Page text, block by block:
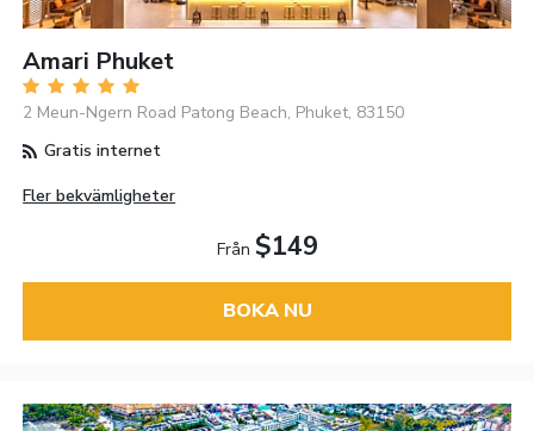
Amari Phuket
2 Meun-Ngern Road Patong Beach, Phuket, 83150
Gratis internet
Fler bekvämligheter
Från $149
BOKA NU